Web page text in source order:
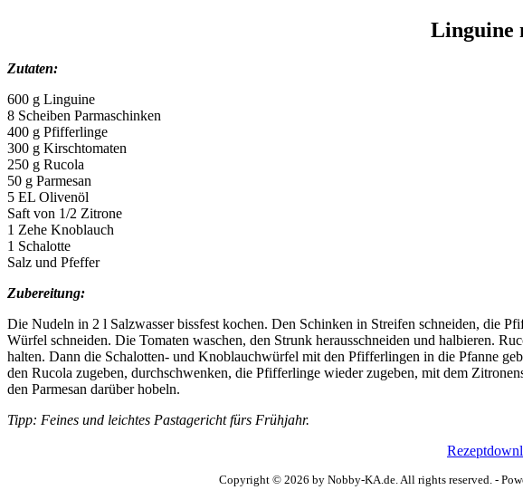
Linguine
Zutaten:
600 g Linguine
8 Scheiben Parmaschinken
400 g Pfifferlinge
300 g Kirschtomaten
250 g Rucola
50 g Parmesan
5 EL Olivenöl
Saft von 1/2 Zitrone
1 Zehe Knoblauch
1 Schalotte
Salz und Pfeffer
Zubereitung:
Die Nudeln in 2 l Salzwasser bissfest kochen. Den Schinken in Streifen schneiden, die
Würfel schneiden. Die Tomaten waschen, den Strunk herausschneiden und halbieren.
halten. Dann die Schalotten- und Knoblauchwürfel mit den Pfifferlingen in die Pfanne
den Rucola zugeben, durchschwenken, die Pfifferlinge wieder zugeben, mit dem
den Parmesan darüber hobeln.
Tipp: Feines und leichtes Pastagericht fürs Frühjahr.
Copyright © 2026 by Nobby-KA.de. All rights reserved. -